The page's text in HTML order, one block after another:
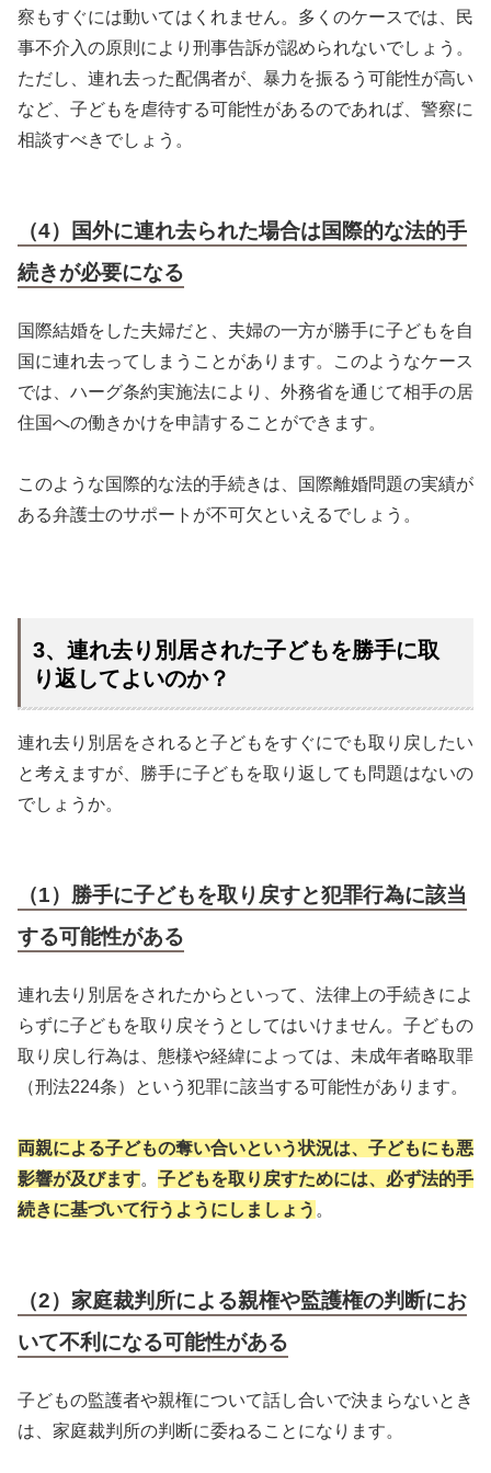
察もすぐには動いてはくれません。多くのケースでは、民
事不介入の原則により刑事告訴が認められないでしょう。
ただし、連れ去った配偶者が、暴力を振るう可能性が高い
など、子どもを虐待する可能性があるのであれば、警察に
相談すべきでしょう。
（4）国外に連れ去られた場合は国際的な法的手
続きが必要になる
国際結婚をした夫婦だと、夫婦の一方が勝手に子どもを自
国に連れ去ってしまうことがあります。このようなケース
では、ハーグ条約実施法により、外務省を通じて相手の居
住国への働きかけを申請することができます。
このような国際的な法的手続きは、国際離婚問題の実績が
ある弁護士のサポートが不可欠といえるでしょう。
3、連れ去り別居された子どもを勝手に取
り返してよいのか？
連れ去り別居をされると子どもをすぐにでも取り戻したい
と考えますが、勝手に子どもを取り返しても問題はないの
でしょうか。
（1）勝手に子どもを取り戻すと犯罪行為に該当
する可能性がある
連れ去り別居をされたからといって、法律上の手続きによ
らずに子どもを取り戻そうとしてはいけません。子どもの
取り戻し行為は、態様や経緯によっては、未成年者略取罪
（刑法224条）という犯罪に該当する可能性があります。
両親による子どもの奪い合いという状況は、子どもにも悪
影響が及びます。 子どもを取り戻すためには、必ず法的手
続きに基づいて行うようにしましょう 。
（2）家庭裁判所による親権や監護権の判断にお
いて不利になる可能性がある
子どもの監護者や親権について話し合いで決まらないとき
は、家庭裁判所の判断に委ねることになります。